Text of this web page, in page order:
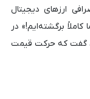
ارزهای دیجیتال
برگشته‌ایم!» در
گفت که حرکت قیمت